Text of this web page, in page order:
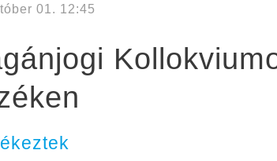
01. 12:45